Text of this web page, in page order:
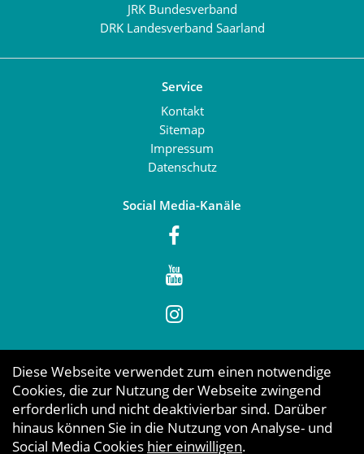
JRK Bundesverband
DRK Landesverband Saarland
Service
Kontakt
Sitemap
Impressum
Datenschutz
Social Media-Kanäle
Diese Webseite verwendet zum einen notwendige
Cookies, die zur Nutzung der Webseite zwingend
erforderlich und nicht deaktivierbar sind. Darüber
hinaus können Sie in die Nutzung von Analyse- und
Social Media Cookies hier einwilligen.